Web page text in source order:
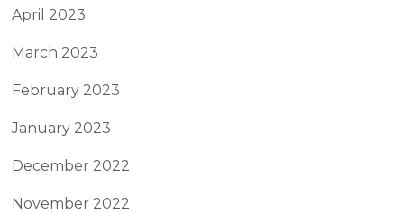
April 2023
March 2023
February 2023
January 2023
December 2022
November 2022